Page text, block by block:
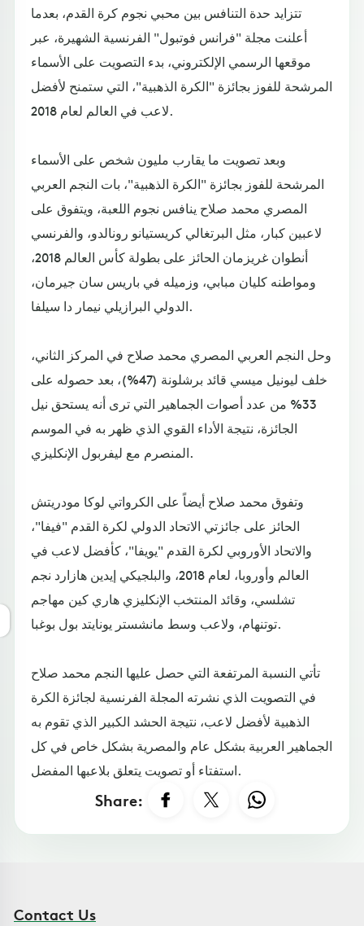
تتزايد حدة التنافس بين محبي نجوم كرة القدم، بعدما
أعلنت مجلة "فرانس فوتبول" الفرنسية الشهيرة، عبر
موقعها الرسمي الإلكتروني، بدء التصويت على الأسماء
المرشحة للفوز بجائزة "الكرة الذهبية"، التي ستمنح لأفضل
لاعب في العالم لعام 2018.
وبعد تصويت ما يقارب مليون شخص على الأسماء
المرشحة للفوز بجائزة "الكرة الذهبية"، بات النجم العربي
المصري محمد صلاح ينافس نجوم اللعبة، ويتفوق على
لاعبين كبار، مثل البرتغالي كريستيانو رونالدو، والفرنسي
أنطوان غريزمان الحائز على بطولة كأس العالم 2018،
ومواطنه كليان مبابي، وزميله في باريس سان جيرمان،
الدولي البرازيلي نيمار دا سيلفا.
وحل النجم العربي المصري محمد صلاح في المركز الثاني،
خلف ليونيل ميسي قائد برشلونة (47%)، بعد حصوله على
33% من عدد أصوات الجماهير التي ترى أنه يستحق نيل
الجائزة، نتيجة الأداء القوي الذي ظهر به في الموسم
المنصرم مع ليفربول الإنكليزي.
وتفوق محمد صلاح أيضاً على الكرواتي لوكا مودريتش
الحائز على جائزتي الاتحاد الدولي لكرة القدم "فيفا"،
والاتحاد الأوروبي لكرة القدم "يويفا"، كأفضل لاعب في
العالم وأوروبا، لعام 2018، والبلجيكي إيدين هازارد نجم
تشلسي، وقائد المنتخب الإنكليزي هاري كين مهاجم
توتنهام، ولاعب وسط مانشستر يونايتد بول بوغبا.
تأتي النسبة المرتفعة التي حصل عليها النجم محمد صلاح
في التصويت الذي نشرته المجلة الفرنسية لجائزة الكرة
الذهبية لأفضل لاعب، نتيجة الحشد الكبير الذي تقوم به
الجماهير العربية بشكل عام والمصرية بشكل خاص في كل
استفتاء أو تصويت يتعلق بلاعبها المفضل.
Share:
Contact Us